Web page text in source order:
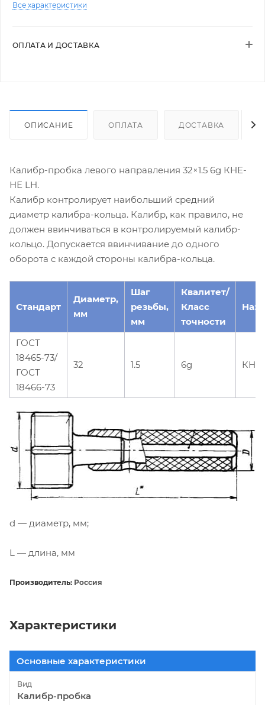
Все характеристики
ОПЛАТА И ДОСТАВКА
ОПИСАНИЕ ОПЛАТА ДОСТАВКА
Калибр-пробка левого направления 32×1.5 6g КНЕ-
НЕ LH.
Калибр контролирует наибольший средний
диаметр калибра-кольца. Калибр, как правило, не
должен ввинчиваться в контролируемый калибр-
кольцо. Допускается ввинчивание до одного
оборота с каждой стороны калибра-кольца.
Стандарт
Диаметр,
мм
Шаг
резьбы,
мм
Квалитет/
Класс
точности
ГОСТ
18465-73/
ГОСТ
18466-73
32 1.5 6g
d — диаметр, мм;
L — длина, мм
Производитель: Россия
Характеристики
Основные характеристики
Вид
Калибр-пробка